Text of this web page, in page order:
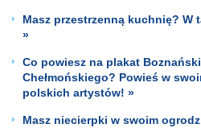
Masz przestrzenną kuchnię? W
»
Co powiesz na plakat
Chełmońskiego? Powieś w
polskich artystów! »
Masz niecierpki w swoim